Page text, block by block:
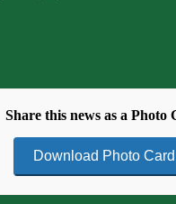
Share this news as a Photo
Download Photo Card